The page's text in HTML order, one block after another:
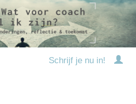
Schrijf je nu in!